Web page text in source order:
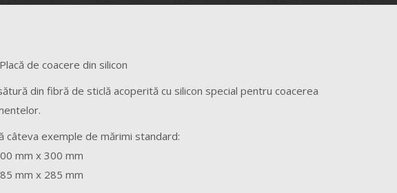
Placă de coacere din silicon
din fibră de sticlă acoperită cu silicon special pentru coacerea
câteva exemple de mărimi standard:
mm x 300 mm
mm x 285 mm